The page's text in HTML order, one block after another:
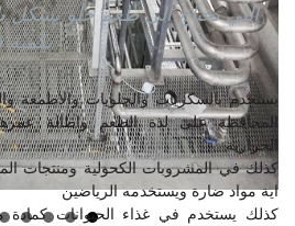
التي تحتاج الى طعم حلو بشكل
يستخدم بالسكريات والحلويات والاطمعة
المحافظة على لذة الطعم واطالة
الحرارية
كذلك في المشروبات الكحولية ومنتجات
اية مواد ضارة ويستخدمه الرياضين
كذلك يستخدم في غذاء الحيوانات كمادة